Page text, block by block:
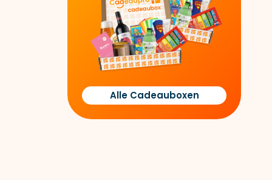
Alle Cadeauboxen